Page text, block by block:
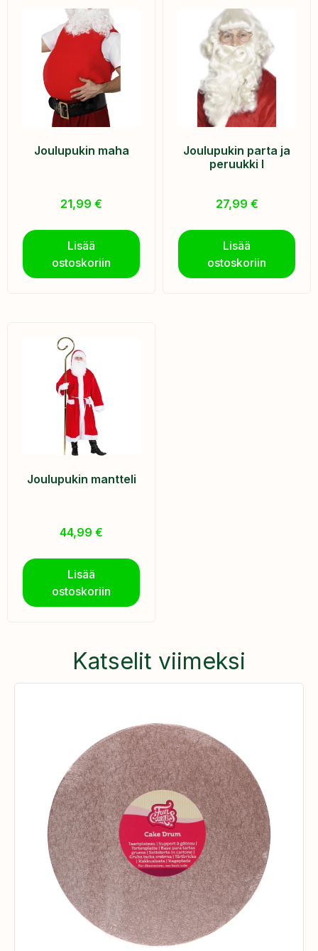
Joulupukin maha
21,99 €
Lisää
ostoskoriin
Joulupukin parta ja
peruukki I
27,99 €
Lisää
ostoskoriin
Joulupukin mantteli
44,99 €
Lisää
ostoskoriin
Katselit viimeksi